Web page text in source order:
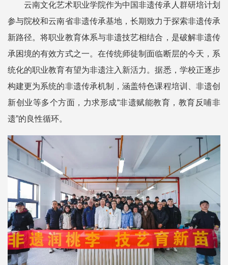
云南文化艺术职业学院作为中国非遗传承人群研培计划
参与院校和云南省非遗传承基地，长期致力于探索非遗传承
新路径。将职业教育体系与非遗技艺相结合，是破解非遗传
承困境的有效方式之一。在传统师徒制面临断层的今天，系
统化的职业教育有望为非遗注入新活力。据悉，学校正逐步
构建更为系统的非遗传承机制，涵盖特色课程培训、非遗创
新创业等多个方面，力求形成“非遗赋能教育，教育反哺非
遗”的良性循环。